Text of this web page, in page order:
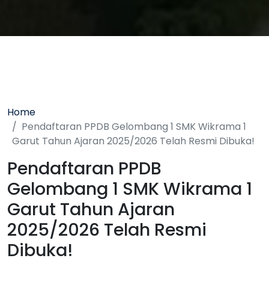
Home
Pendaftaran PPDB Gelombang 1 SMK Wikrama 1
Garut Tahun Ajaran 2025/2026 Telah Resmi Dibuka!
Pendaftaran PPDB
Gelombang 1 SMK Wikrama 1
Garut Tahun Ajaran
2025/2026 Telah Resmi
Dibuka!